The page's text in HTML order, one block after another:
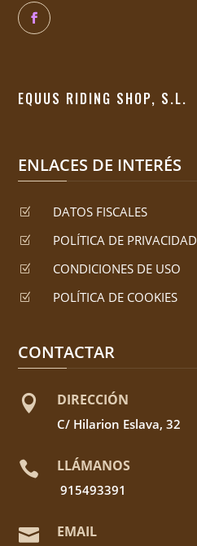
EQUUS RIDING SHOP, S.L.
ENLACES DE INTERÉS
Z DATOS FISCALES
Z POLÍTICA DE PRIVACIDAD
Z CONDICIONES DE USO
Z POLÍTICA DE COOKIES
CONTACTAR
 DIRECCIÓN
C/ Hilarion Eslava, 32
 LLÁMANOS
915493391
 EMAIL